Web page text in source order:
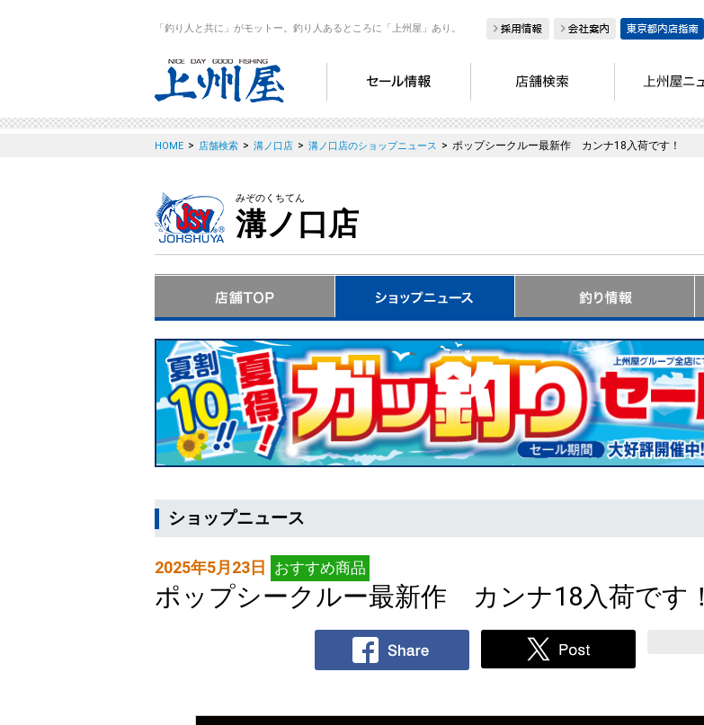
「釣り人と共に」がモットー。釣り人あるところに「上州屋」あり。
HOME > 店舗検索 > 溝ノ口店 > 溝ノ口店のショップニュース > ポップシークルー最新作 カンナ18入荷です！
みぞのくちてん
溝ノ口店
ショップニュース
2025年5月23日 おすすめ商品
ポップシークルー最新作 カンナ18入荷です！